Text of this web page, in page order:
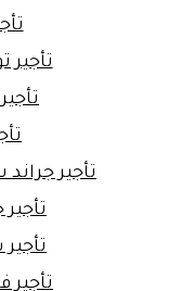
تأجير
تأجير
تأجير
تأجير
تأجير